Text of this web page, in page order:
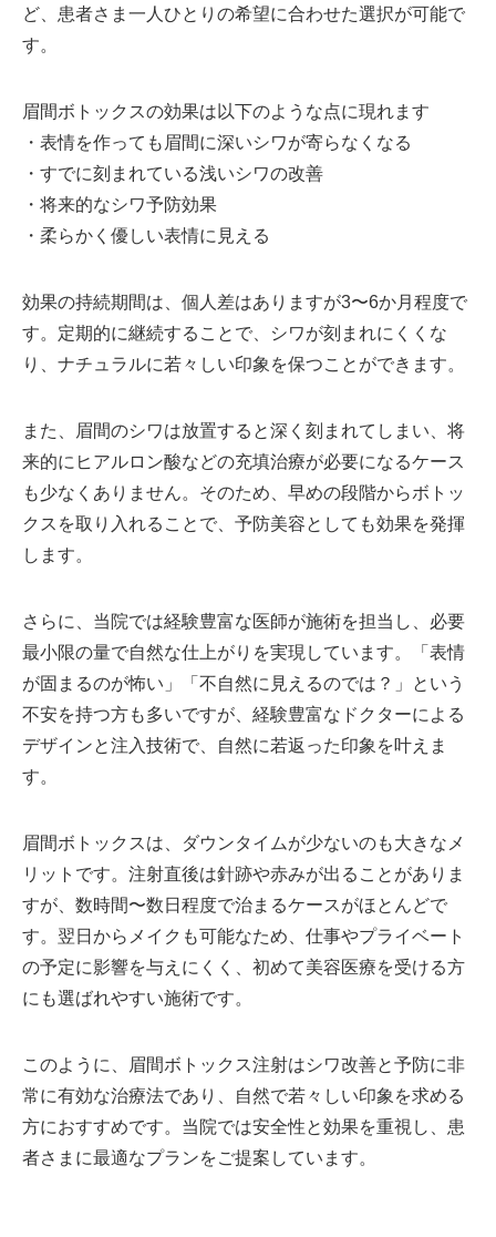
ど、患者さま一人ひとりの希望に合わせた選択が可能で
す。
眉間ボトックスの効果は以下のような点に現れます
・表情を作っても眉間に深いシワが寄らなくなる
・すでに刻まれている浅いシワの改善
・将来的なシワ予防効果
・柔らかく優しい表情に見える
効果の持続期間は、個人差はありますが3〜6か月程度で
す。定期的に継続することで、シワが刻まれにくくな
り、ナチュラルに若々しい印象を保つことができます。
また、眉間のシワは放置すると深く刻まれてしまい、将
来的にヒアルロン酸などの充填治療が必要になるケース
も少なくありません。そのため、早めの段階からボトッ
クスを取り入れることで、予防美容としても効果を発揮
します。
さらに、当院では経験豊富な医師が施術を担当し、必要
最小限の量で自然な仕上がりを実現しています。「表情
が固まるのが怖い」「不自然に見えるのでは？」という
不安を持つ方も多いですが、経験豊富なドクターによる
デザインと注入技術で、自然に若返った印象を叶えま
す。
眉間ボトックスは、ダウンタイムが少ないのも大きなメ
リットです。注射直後は針跡や赤みが出ることがありま
すが、数時間〜数日程度で治まるケースがほとんどで
す。翌日からメイクも可能なため、仕事やプライベート
の予定に影響を与えにくく、初めて美容医療を受ける方
にも選ばれやすい施術です。
このように、眉間ボトックス注射はシワ改善と予防に非
常に有効な治療法であり、自然で若々しい印象を求める
方におすすめです。当院では安全性と効果を重視し、患
者さまに最適なプランをご提案しています。